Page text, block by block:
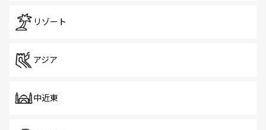
リゾート
アジア
中近東